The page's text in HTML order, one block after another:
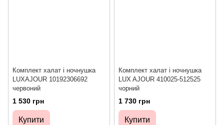
Комплект халат і ночнушка
LUXAJOUR 10192306692
червоний
1 530 грн
Купити
Комплект халат і ночнушка
LUX AJOUR 410025-512525
чорний
1 730 грн
Купити